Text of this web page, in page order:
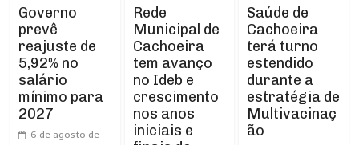
Governo
prevê
reajuste de
5,92% no
salário
mínimo para
2027
6 de agosto de
Rede
Municipal de
Cachoeira
tem avanço
no Ideb e
crescimento
nos anos
iniciais e
Saúde de
Cachoeira
terá turno
estendido
durante a
estratégia de
Multivacinaç
ão